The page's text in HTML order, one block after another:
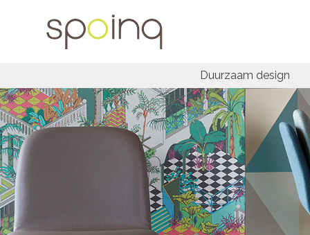
Duurzaam design